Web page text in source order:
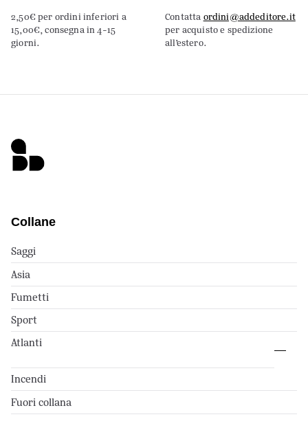
2,50€ per ordini inferiori a
15,00€, consegna in 4-15
giorni.
Contatta ordini@addeditore.it
per acquisto e spedizione
all’estero.
Collane
Saggi
Asia
Fumetti
Sport
Atlanti
Incendi
Fuori collana